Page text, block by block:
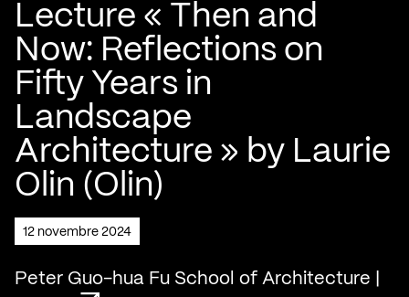
Lecture « Then and
Now: Reflections on
Fifty Years in
Landscape
Architecture » by Laurie
Olin (Olin)
12 novembre 2024
Peter Guo-hua Fu School of Architecture |